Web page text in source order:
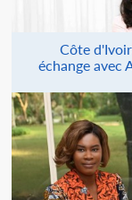
Côte
échange avec